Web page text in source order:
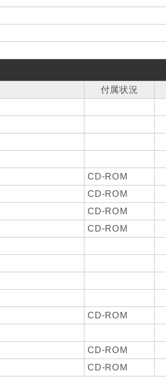
付属状況
CD-ROM
CD-ROM
CD-ROM
CD-ROM
CD-ROM
CD-ROM
CD-ROM